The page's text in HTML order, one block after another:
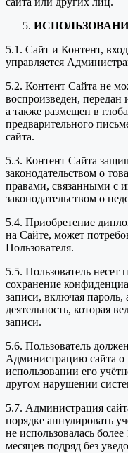
5.1. Сайт и Контент,
управляется
5.2. Контент Сайта не
воспроизведен,
а также размещен в
предварительного
сайта.
5.3. Контент Сайта
законодательством о
правами, связанными с
законодательством о
5.4. Приобретение
на Сайте, может
Пользователя.
5.5. Пользователь несет
сохранение
записи, включая пароль,
деятельность, которая
записи.
5.6. Пользователь
Администрацию сайта
использовании его
другом нарушении
5.7. Администрация
порядке аннулировать
не использовалась
месяцев подряд без